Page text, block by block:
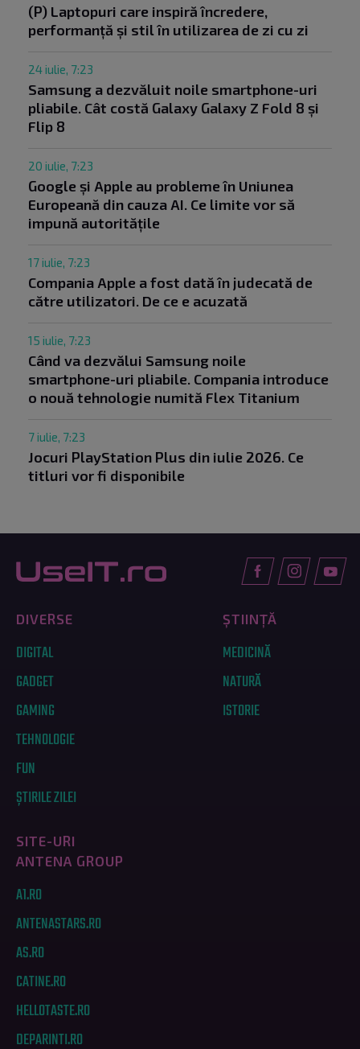
(P) Laptopuri care inspiră încredere,
performanță și stil în utilizarea de zi cu zi
24 iulie, 7:23
Samsung a dezvăluit noile smartphone-uri
pliabile. Cât costă Galaxy Galaxy Z Fold 8 și
Flip 8
20 iulie, 7:23
Google și Apple au probleme în Uniunea
Europeană din cauza AI. Ce limite vor să
impună autoritățile
17 iulie, 7:23
Compania Apple a fost dată în judecată de
către utilizatori. De ce e acuzată
15 iulie, 7:23
Când va dezvălui Samsung noile
smartphone-uri pliabile. Compania introduce
o nouă tehnologie numită Flex Titanium
7 iulie, 7:23
Jocuri PlayStation Plus din iulie 2026. Ce
titluri vor fi disponibile
DIVERSE
DIGITAL
GADGET
GAMING
TEHNOLOGIE
FUN
ȘTIRILE ZILEI
ȘTIINȚĂ
MEDICINĂ
NATURĂ
ISTORIE
SITE-URI
ANTENA GROUP
A1.RO
ANTENASTARS.RO
AS.RO
CATINE.RO
HELLOTASTE.RO
DEPARINTI.RO